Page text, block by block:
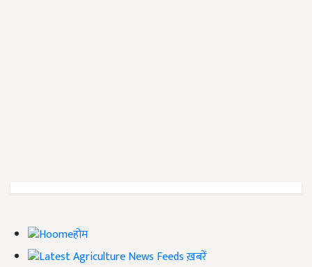
होम
ख़बरें